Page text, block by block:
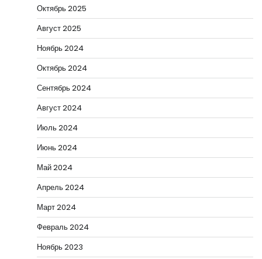
Октябрь 2025
Август 2025
Ноябрь 2024
Октябрь 2024
Сентябрь 2024
Август 2024
Июль 2024
Июнь 2024
Май 2024
Апрель 2024
Март 2024
Февраль 2024
Ноябрь 2023